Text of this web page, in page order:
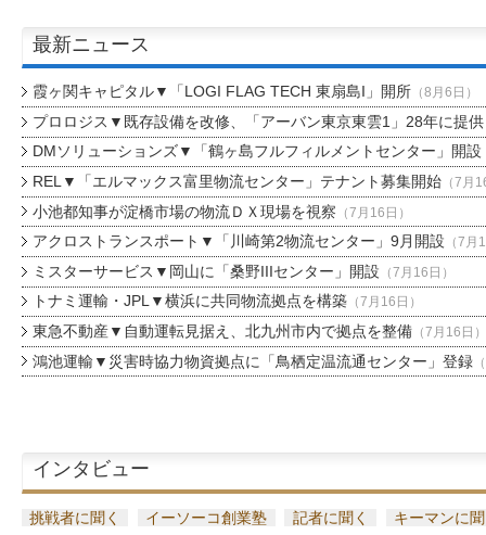
最新ニュース
霞ヶ関キャピタル▼「LOGI FLAG TECH 東扇島I」開所（8月6日）
プロロジス▼既存設備を改修、「アーバン東京東雲1」28年に提供
DMソリューションズ▼「鶴ヶ島フルフィルメントセンター」開設
REL▼「エルマックス富里物流センター」テナント募集開始（7月
小池都知事が淀橋市場の物流ＤＸ現場を視察 （7月16日）
アクロストランスポート▼「川崎第2物流センター」9月開設 （7月
ミスターサービス▼岡山に「桑野IIIセンター」開設 （7月16日）
トナミ運輸・JPL▼横浜に共同物流拠点を構築（7月16日）
東急不動産▼自動運転見据え、北九州市内で拠点を整備（7月16日）
鴻池運輸▼災害時協力物資拠点に「鳥栖定温流通センター」登録
インタビュー
挑戦者に聞く イーソーコ創業塾 記者に聞く キーマンに